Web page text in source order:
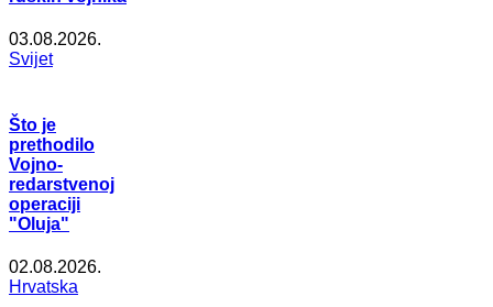
03.08.2026.
Svijet
Što je
prethodilo
Vojno-
redarstvenoj
operaciji
"Oluja"
02.08.2026.
Hrvatska